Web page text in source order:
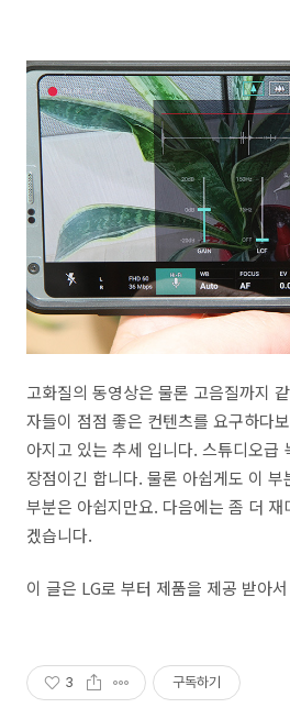
고화질의 동영상은 물론 고음질까지
자들이 점점 좋은 컨텐츠를 요구하다
아지고 있는 추세 입니다. 스튜디오급
장점이긴 합니다. 물론 아쉽게도 이
부분은 아쉽지만요. 다음에는 좀 더
겠습니다.
이 글은 LG로 부터 제품을 제공 받아
3 구독하기